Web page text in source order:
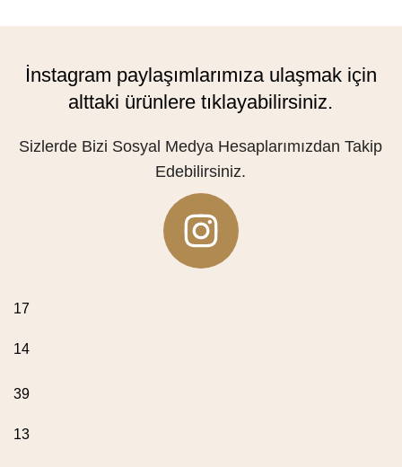
İnstagram paylaşımlarımıza ulaşmak için
alttaki ürünlere tıklayabilirsiniz.
Sizlerde Bizi Sosyal Medya Hesaplarımızdan Takip
Edebilirsiniz.
17
14
39
13